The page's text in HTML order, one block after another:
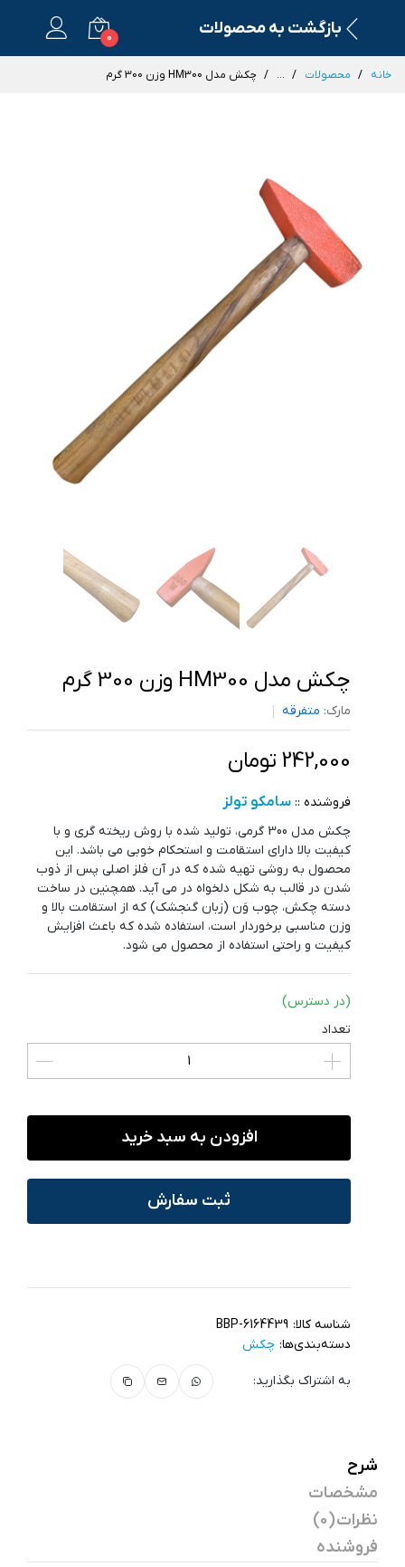
بازگشت به محصولات 0
خانه محصولات ... چکش مدل HM300 وزن 300 گرم
چکش مدل HM300 وزن 300 گرم
مارک: متفرقه
242,000 تومان
فروشنده :: سامکو تولز
چکش مدل 300 گرمی، تولید شده با روش ریخته گری و با
کیفیت بالا دارای استقامت و استحکام خوبی می باشد. این
محصول به روشی تهیه شده که در آن فلز اصلی پس از ذوب
شدن در قالب به شکل دلخواه در می آید. همچنین در ساخت
دسته چکش، چوب وَن (زبان گنجشک) که از استقامت بالا و
وزن مناسبی برخوردار است، استفاده شده که باعث افزایش
کیفیت و راحتی استفاده از محصول می شود.
(در دسترس)
تعداد
افزودن به سبد خرید
ثبت سفارش
شناسه کالا: BBP-6164439
دسته‌بندی‌ها: چکش
به اشتراک بگذارید:
شرح
مشخصات
نظرات (0)
فروشنده